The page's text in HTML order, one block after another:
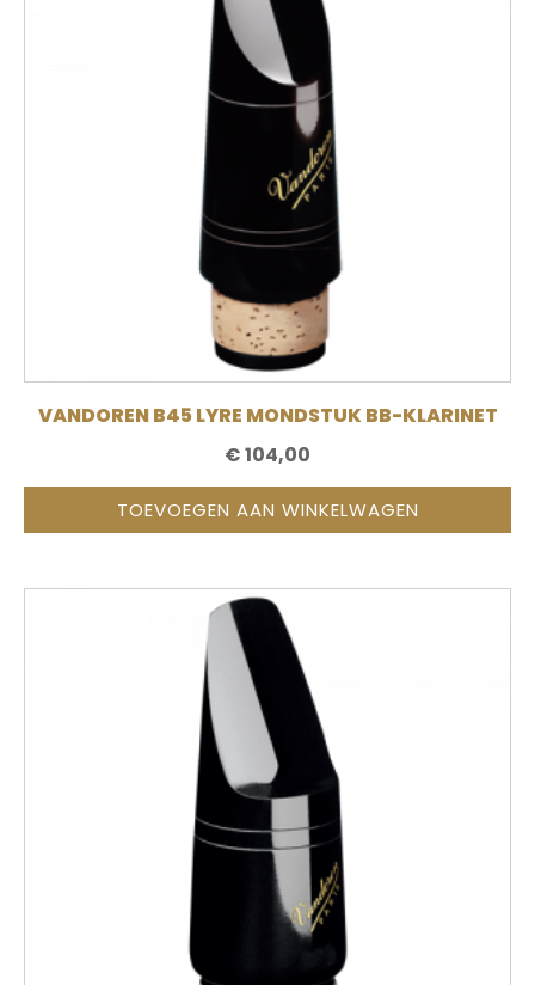
VANDOREN B45 LYRE MONDSTUK BB-KLARINET
€104,00
TOEVOEGEN AAN WINKELWAGEN